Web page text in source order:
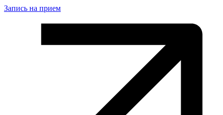
Запись на прием